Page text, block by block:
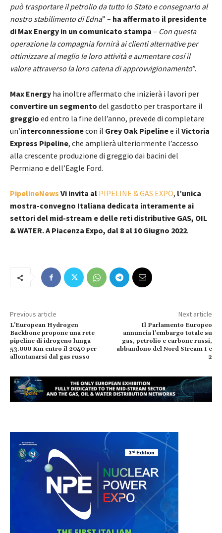
può trasportare il petrolio da tutto lo Stato e consegnarlo al
nostro stabilimento di Edna” – ha affermato il presidente
di Max Energy in un comunicato stampa – Con questa
operazione la compagnia fornirà ai clienti alternative per
ottimizzare al meglio le loro attività e aumentare cosí il
valore attraverso la loro catena di approvvigionamento”.
Max Energy ha inoltre affermato che inizierà i lavori per
convertire un segmento del gasdotto per trasportare il
greggio ed entro la fine dell’anno, prevede di completare
un’interconnessionecon il Grey Oak Pipelinee il Victoria
Express Pipeline, che amplierà ulteriormente l’accesso
alla crescente produzione di greggio dai bacini del
Permiano e dell’Eagle Ford.
PipelineNews Vi invita al PIPELINE & GAS EXPO, l’unica
mostra-convegno Italiana dedicata interamente ai
settori del mid-stream e delle reti distributive GAS, OIL
& WATER. A Piacenza Expo, dal 8 al 10 Giugno 2022.
Previous article
L’European Hydrogen
Backbone propone una rete
pipeline di idrogeno lunga
53.000 Km entro il 2040 per
allontanarsi dal gas russo
Next article
Il Parlamento Europeo
annuncia l’embargo totale su
gas, petrolio e carbone russi,
abbandono del Nord Stream 1 e
2